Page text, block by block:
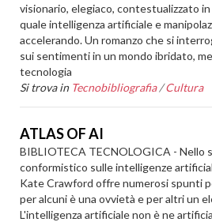
visionario, elegiaco, contestualizzato
quale intelligenza artificiale e
accelerando. Un romanzo che si
sui sentimenti in un mondo ibridato,
tecnologia
Si trova in Tecnobibliografia /Cultura
ATLAS OF AI
BIBLIOTECA TECNOLOGICA - Nello
conformistico sulle intelligenze
Kate Crawford offre numerosi spunti
per alcuni è una ovvietà e per altri un
L'intelligenza artificiale non è ne